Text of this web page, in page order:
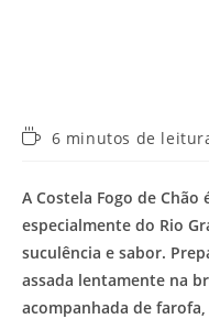
Tempo6 minutos de
A Costela Fogo de
especialmente do Rio
suculência e sabor.
assada lentamente na
acompanhada de